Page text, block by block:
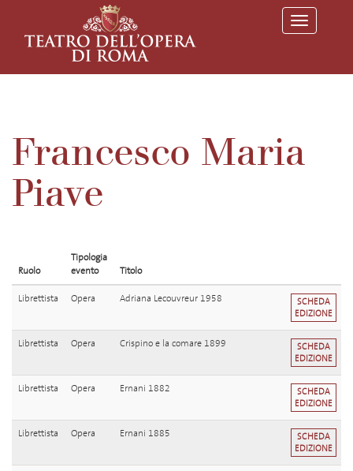
T
o
l
a
Francesco Maria
Piave
Ruolo
Tipologia
evento
Titolo
Librettista Opera Adriana Lecouvreur 1958
SCHEDA
EDIZIONE
Librettista Opera Crispino e la comare 1899
SCHEDA
EDIZIONE
Librettista Opera Ernani 1882
SCHEDA
EDIZIONE
Librettista Opera Ernani 1885
SCHEDA
EDIZIONE